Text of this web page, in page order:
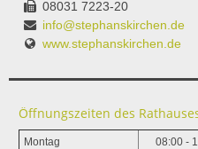
08031 7223-20
info@stephanskirchen.de
www.stephanskirchen.de
Öffnungszeiten des
Montag 08:00 -